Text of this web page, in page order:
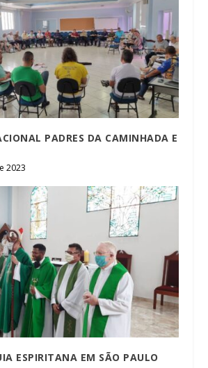
PADRES DA CAMINHADA E
2023
ESPIRITANA EM SÃO PAULO